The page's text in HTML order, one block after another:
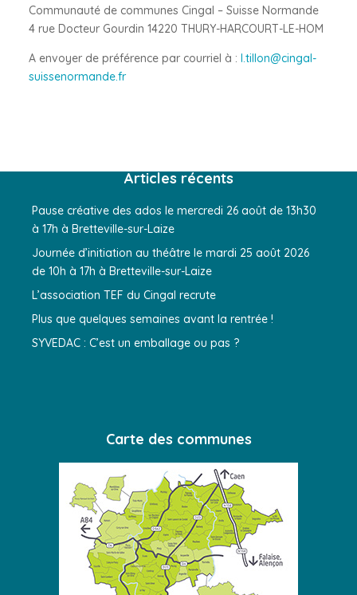
Communauté de communes Cingal – Suisse Normande
4 rue Docteur Gourdin 14220 THURY-HARCOURT-LE-HOM
A envoyer de préférence par courriel à : l.tillon@cingal-
suissenormande.fr
Articles récents
Pause créative des ados le mercredi 26 août de 13h30
à 17h à Bretteville-sur-Laize
Journée d’initiation au théâtre le mardi 25 août 2026
de 10h à 17h à Bretteville-sur-Laize
L’association TEF du Cingal recrute
Plus que quelques semaines avant la rentrée !
SYVEDAC : C’est un emballage ou pas ?
Carte des communes